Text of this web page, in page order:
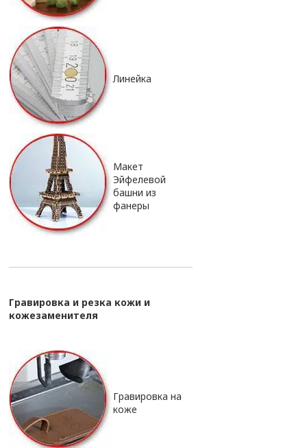
Линейка
Макет
Эйфелевой
башни из
фанеры
Гравировка и резка кожи и
кожезаменителя
Гравировка на
коже